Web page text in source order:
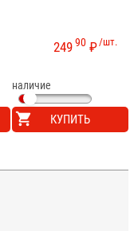
/шт.
24990 ₽
наличие
КУПИТЬ